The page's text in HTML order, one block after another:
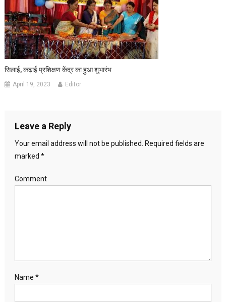
सिलाई, कढ़ाई प्रशिक्षण केंद्र का हुआ शुभारंभ
April 19, 2023 Editor
Leave a Reply
Your email address will not be published.
Required fields are
marked *
Comment
Name *